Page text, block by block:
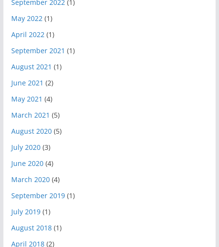
September 2022(1)
May 2022(1)
April 2022(1)
September 2021 (1)
August 2021 (1)
June 2021 (2)
May 2021 (4)
March 2021 (5)
August 2020(5)
July 2020(3)
June 2020(4)
March 2020(4)
September 2019(1)
July 2019(1)
August 2018(1)
April 2018(2)